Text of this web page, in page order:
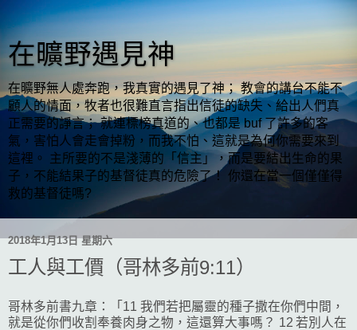
在曠野遇見神
在曠野無人處奔跑，我真實的遇見了神； 教會的講台不能不
顧人的情面，牧者也很難直言指出信徒的缺失、給出人們真
正需要的諍言； 就連標榜真道的、也都是 buf 了許多的客
氣，害怕人會走會掉粉，而我不怕、這就是為何你需要來到
這裡。 主所要的不是淺薄的「信主」，而是要結出生命的果
子，不能結果子的基督徒真的危險了！ 你還在當一個僅僅得
救的基督徒嗎?
2018年1月13日 星期六
工人與工價（哥林多前9:11）
哥林多前書九章：「11 我們若把屬靈的種子撒在你們中間，
就是從你們收割奉養肉身之物，這還算大事嗎？ 12 若別人在